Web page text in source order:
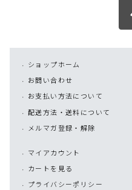
ショップホーム
お問い合わせ
お支払い方法について
配送方法・送料について
メルマガ登録・解除
マイアカウント
カートを見る
プライバシーポリシー